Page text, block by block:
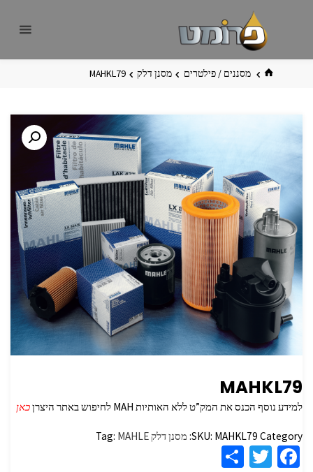
בית מסננים / פילטרים מסנן דלק MAHKL79
MAHKL79
למידע נוסף הכנס את המק”ט ללא האותיות MAH לחיפוש באתר היצרן כאן
SKU: MAHKL79 Category: מסנן דלק Tag: MAHLE
Fa
T